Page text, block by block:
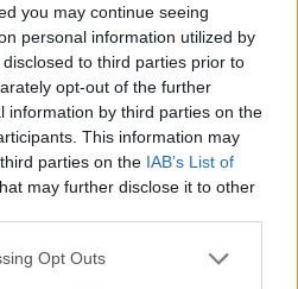
you may continue seeing
personal information utilized by
to third parties prior to
opt-out of the further
information by third parties on the
This information may
parties on the IAB’s List of
may further disclose it to other
Opt Outs
παροχές: Οι παγίδες
μεταφορές χρημάτων που
με φόρο
9 ΏΡΕΣ
λάθη μπορεί να οδηγήσουν στην
του αφορολόγητου των 800.000
και να μετατρέψουν τη δωρεά σε